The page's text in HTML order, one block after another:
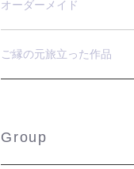
オーダーメイド
ご縁の元旅立った作品
Group